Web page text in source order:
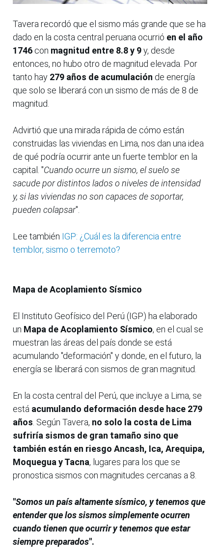
Tavera recordó que el sismo más grande que se ha
dado en la costa central peruana ocurrió en el año
1746 con magnitud entre 8.8 y 9y, desde
entonces, no hubo otro de magnitud elevada. Por
tanto hay 279 años de acumulación de energía
que solo se liberará con un sismo de más de 8 de
magnitud.
Advirtió que una mirada rápida de cómo están
construidas las viviendas en Lima, nos dan una idea
de qué podría ocurrir ante un fuerte temblor en la
capital. "Cuando ocurre un sismo, el suelo se
sacude por distintos lados o niveles de intensidad
y, si las viviendas no son capaces de soportar,
pueden colapsar".
Lee también IGP: ¿Cuál es la diferencia entre
temblor, sismo o terremoto?
Mapa de Acoplamiento Sísmico
El Instituto Geofísico del Perú (IGP) ha elaborado
un Mapa de Acoplamiento Sísmico, en el cual se
muestran las áreas del país donde se está
acumulando "deformación" y donde, en el futuro, la
energía se liberará con sismos de gran magnitud.
En la costa central del Perú, que incluye a Lima, se
está acumulando deformación desde hace 279
años. Según Tavera, no solo la costa de Lima
sufriría sismos de gran tamaño sino que
también están en riesgo Ancash, Ica, Arequipa,
Moquegua y Tacna, lugares para los que se
pronostica sismos con magnitudes cercanas a 8.
"Somos un país altamente sísmico, y tenemos que
entender que los sismos simplemente ocurren
cuando tienen que ocurrir y tenemos que estar
siempre preparados".